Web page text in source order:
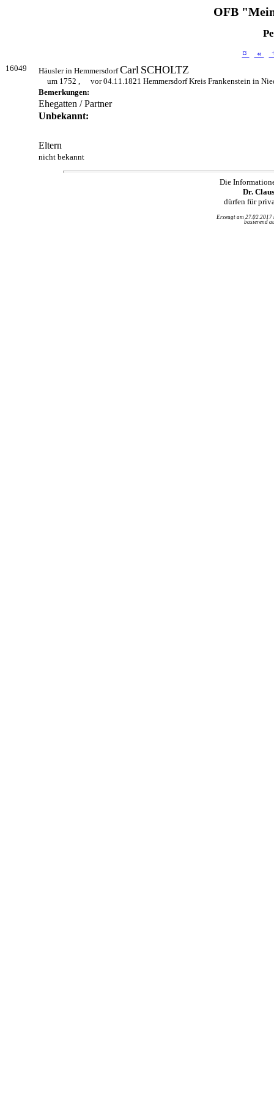
OFB
¤ «
16049 Häusler in HemmersdorfCarl SCHOLTZ
um 1752 ,
vor 04.11.1821 Hemmersdorf Kreis Frankenstein in
Bemerkungen:
Ehegatten / Partner
Unbekannt:
Eltern
nicht bekannt
Die
Dr.
dürfen für
Erzeugt am
basierend